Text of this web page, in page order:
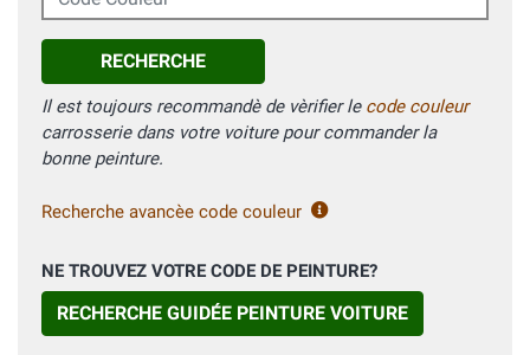
RECHERCHE
Il est toujours recommandè de vèrifier le code couleur
carrosserie dans votre voiture pour commander la
bonne peinture.
Recherche avancèe code couleur
NE TROUVEZ VOTRE CODE DE PEINTURE?
RECHERCHE GUIDÉE PEINTURE VOITURE